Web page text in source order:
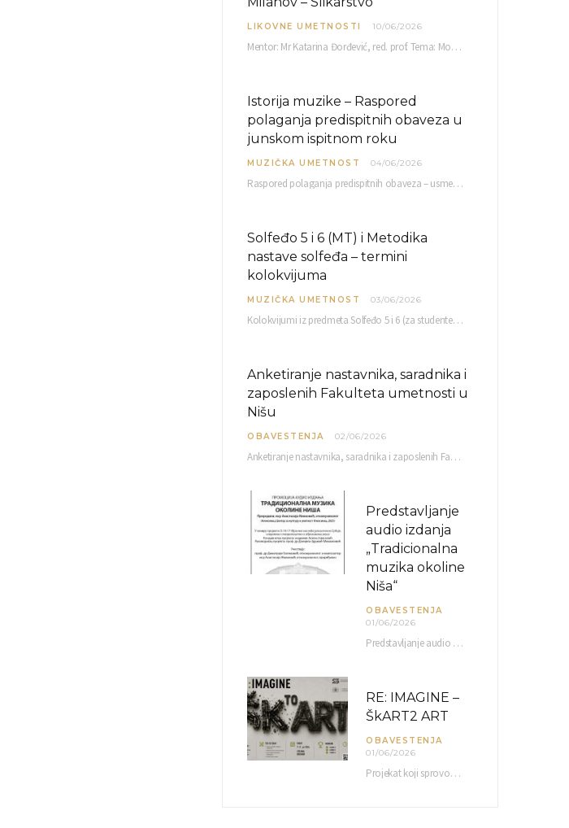
LIKOVNE UMETNOSTI 10/06/2026
Mentor: Mr Katarina Đorđević, red. prof. Tema: Monolog emocija Sreda, 17. 06. 2026. u 15:30 sati Sala br. 12 Fakulteta umetnosti u Nišu, Kneginje…
Istorija muzike – Raspored
polaganja predispitnih obaveza u
junskom ispitnom roku
MUZIČKA UMETNOST 04/06/2026
Raspored polaganja predispitnih obaveza – usmenog kolokvijuma i testa iz slušanja muzike – objavljen je…
Solfeđo 5 i 6 (MT) i Metodika
nastave solfeđa – termini
kolokvijuma
MUZIČKA UMETNOST 03/06/2026
Kolokvijumi iz predmeta Solfeđo 5 i 6 (za studente studijskog programa Muzička teorija) i Metodika…
Anketiranje nastavnika, saradnika i
zaposlenih Fakulteta umetnosti u
Nišu
OBAVESTENJA 02/06/2026
Anketiranje nastavnika, saradnika i zaposlenih Fakulteta umetnosti u Nišu radi sačinjavanja Izveštaja o samovrednovanju biće…
Predstavljanje
audio izdanja
„Tradicionalna
muzika okoline
Niša“
OBAVESTENJA
01/06/2026
Predstavljanje audio izdanja “Tradicionalna muzika okoline Niša” organizuje se u okviru projekta O-10-17 Muzičko nasleđe jugoistočne…
RE: IMAGINE –
ŠkART2 ART
OBAVESTENJA
01/06/2026
Projekat koji sprovodi Američka privredna komora uz podrŝku kompanije Philip Morris International, sa ciljem povezivanja…